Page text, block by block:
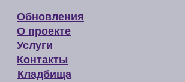
Обновления
О проекте
Услуги
Контакты
Кладбища